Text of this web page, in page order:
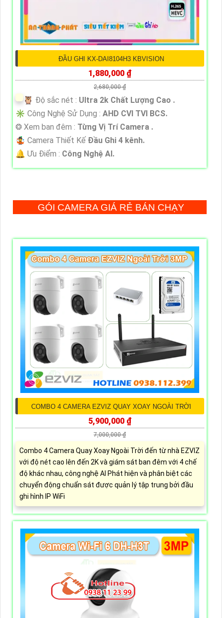
ĐẦU GHI KX-DAI8104H3 KBVISION
1,880,000 ₫
2,680,000 ₫
🦉 Độ sắc nét : Ultra 2k Chất Lượng Cao .
✳️ Công Nghệ Sử Dụng : AHD CVI TVI BCS.
❂ Xem ban đêm : Từng Vị Trí Camera .
🤹 Camera Thiết Kế Đầu Ghi 4 kênh.
️🔔 Ưu Điểm : Công Nghệ AI.
GÓI CAMERA GIÁ RẺ BÁN CHẠY
COMBO 4 CAMERA EZVIZ QUAY XOAY NGOÀI TRỜI
5,900,000 ₫
7,000,000 ₫
Combo 4 Camera Quay Xoay Ngoài Trời đến từ nhà EZVIZ
với độ nét cao lên đến 2K và giám sát ban đêm với 4 chế
độ khác nhau, công nghệ AI Phát hiện và phân biệt các
chuyển động chuẩn sát được quản lý tập trung bởi đầu
ghi hình IP WiFi